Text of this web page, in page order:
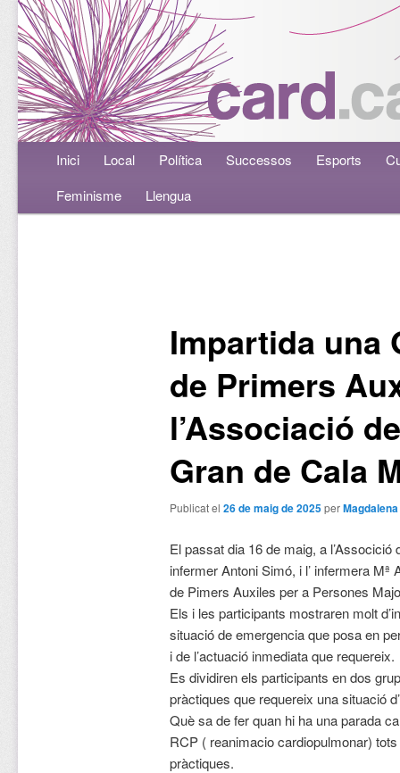
Menú principalAneu al contingut principal
Aneu al contingut secundari
Inici Local Política Successos Esports
Feminisme
Llengua
Impartida una
de Primers
l’Associació
Gran de Cala
Publicat el 26 de maig de 2025per
El passat dia 16 de maig, a
infermer Antoni Simó, i l’ infermera
de Pimers Auxiles per a Persones
Els i les participants mostraren molt
situació de emergencia que posa en
i de l’actuació inmediata que requereix.
Es dividiren els participants en dos
pràctiques que requereix una situació
Què sa de fer quan hi ha una parada
RCP ( reanimacio cardiopulmonar)
pràctiques.